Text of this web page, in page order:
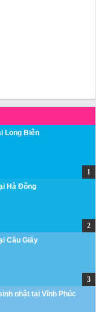
Long Biên
Hà Đông
Cầu Giấy
nhật tại Vĩnh Phúc